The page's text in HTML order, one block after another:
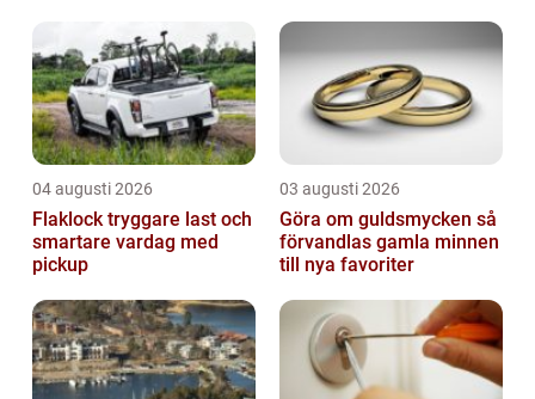
04 augusti 2026
Flaklock tryggare last och
smartare vardag med
pickup
03 augusti 2026
Göra om guldsmycken så
förvandlas gamla minnen
till nya favoriter